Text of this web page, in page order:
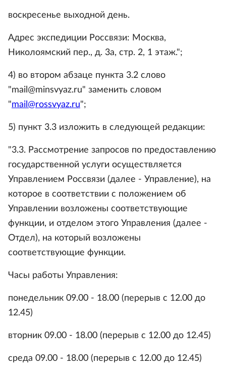
воскресенье выходной день.
Адрес экспедиции Россвязи: Москва,
Николоямский пер., д. 3а, стр. 2, 1 этаж.";
4) во втором абзаце пункта 3.2 слово
"mail@minsvyaz.ru" заменить словом
"mail@rossvyaz.ru";
5) пункт 3.3 изложить в следующей редакции:
"3.3. Рассмотрение запросов по предоставлению
государственной услуги осуществляется
Управлением Россвязи (далее - Управление), на
которое в соответствии с положением об
Управлении возложены соответствующие
функции, и отделом этого Управления (далее -
Отдел), на который возложены
соответствующие функции.
Часы работы Управления:
понедельник 09.00 - 18.00 (перерыв с 12.00 до
12.45)
вторник 09.00 - 18.00 (перерыв с 12.00 до 12.45)
среда 09.00 - 18.00 (перерыв с 12.00 до 12.45)